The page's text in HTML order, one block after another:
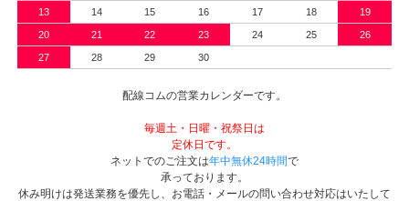
13 14 15 16 17 18 19
20 21 22 23 24 25 26
27 28 29 30
配線コムの営業カレンダーです。
毎週土・日曜・祝祭日は
定休日です。
ネットでのご注文は年中無休24時間で
承っております。
休み明けは発送業務を優先し、お電話・メールの問い合わせ対応はいたして